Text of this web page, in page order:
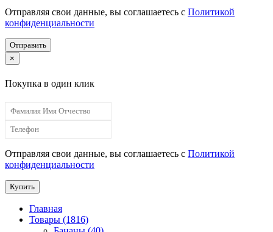
Отправляя свои данные, вы соглашаетесь с Политикой
конфиденциальности
Отправить
×
Покупка в один клик
Отправляя свои данные, вы соглашаетесь с Политикой
конфиденциальности
Купить
Главная
Товары (1816)